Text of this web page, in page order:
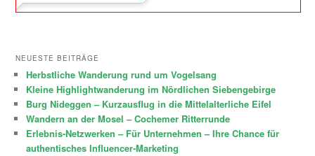
NEUESTE BEITRÄGE
Herbstliche Wanderung rund um Vogelsang
Kleine Highlightwanderung im Nördlichen Siebengebirge
Burg Nideggen – Kurzausflug in die Mittelalterliche Eifel
Wandern an der Mosel – Cochemer Ritterrunde
Erlebnis-Netzwerken – Für Unternehmen – Ihre Chance für
authentisches Influencer-Marketing